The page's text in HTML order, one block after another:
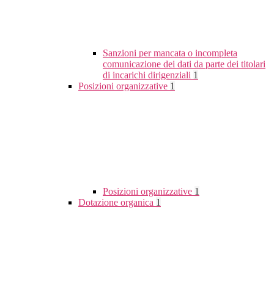
Sanzioni per mancata o incompleta
comunicazione dei dati da parte dei titolari
di incarichi dirigenziali 1
Posizioni organizzative 1
Posizioni organizzative 1
Dotazione organica 1